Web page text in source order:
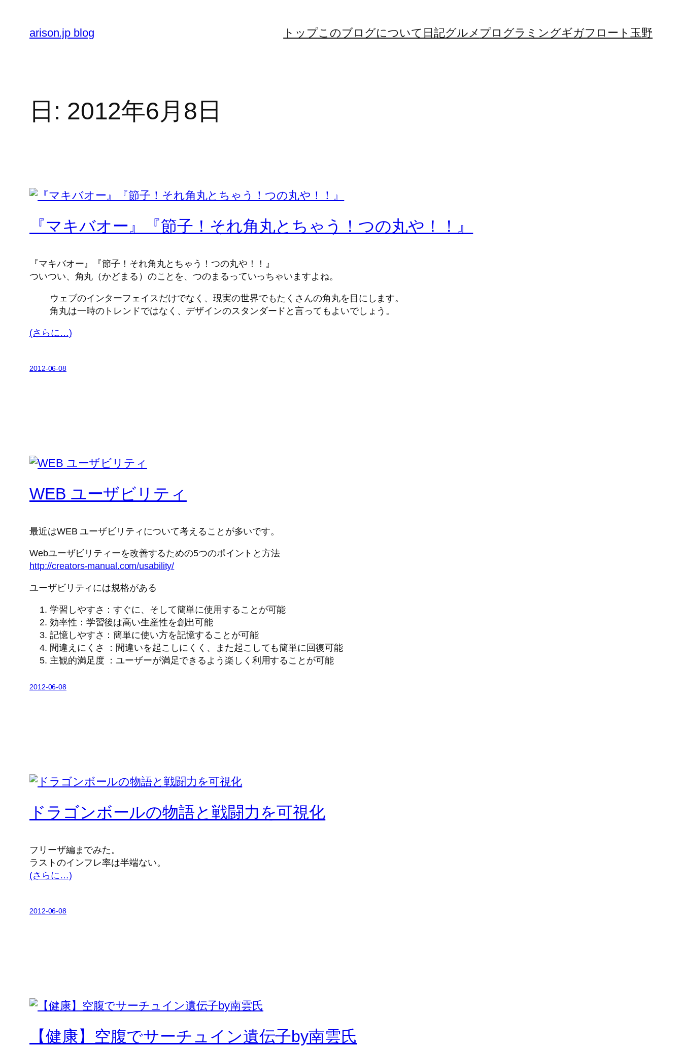
arison.jp blog トップこのブログについて 日記グルメ プログラミングギガフロート玉野
日: 2012年6月8日
『マキバオー』『節子！それ角丸とちゃう！つの丸や！！』
『マキバオー』『節子！それ角丸とちゃう！つの丸や！！』
ついつい、角丸（かどまる）のことを、つのまるっていっちゃいますよね。
ウェブのインターフェイスだけでなく、現実の世界でもたくさんの角丸を目にします。
角丸は一時のトレンドではなく、デザインのスタンダードと言ってもよいでしょう。
(さらに…)
2012-06-08
WEB ユーザビリティ
最近はWEB ユーザビリティについて考えることが多いです。
Webユーザビリティーを改善するための5つのポイントと方法
http://creators-manual.com/usability/
ユーザビリティには規格がある
学習しやすさ：すぐに、そして簡単に使用することが可能
効率性：学習後は高い生産性を創出可能
記憶しやすさ：簡単に使い方を記憶することが可能
間違えにくさ ：間違いを起こしにくく、また起こしても簡単に回復可能
主観的満足度 ：ユーザーが満足できるよう楽しく利用することが可能
2012-06-08
ドラゴンボールの物語と戦闘力を可視化
フリーザ編までみた。
ラストのインフレ率は半端ない。
(さらに…)
2012-06-08
【健康】空腹でサーチュイン遺伝子by南雲氏